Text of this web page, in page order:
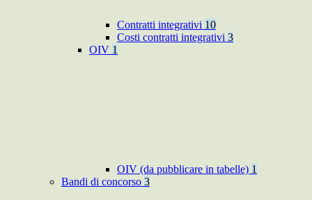
Contratti integrativi 10
Costi contratti integrativi 3
OIV 1
OIV (da pubblicare in tabelle) 1
Bandi di concorso 3